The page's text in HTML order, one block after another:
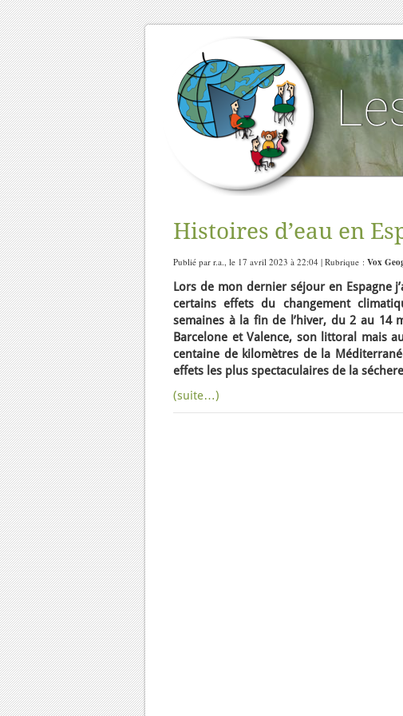
Histoires d’eau en
Publié par r.a., le 17 avril 2023 à 22:04 | Rubrique : Vox
Lors de mon dernier séjour en Espagne
certains effets du changement
semaines à la fin de l’hiver, du 2 au 14
Barcelone et Valence, son littoral mais
centaine de kilomètres de la
effets les plus spectaculaires de la
(suite…)